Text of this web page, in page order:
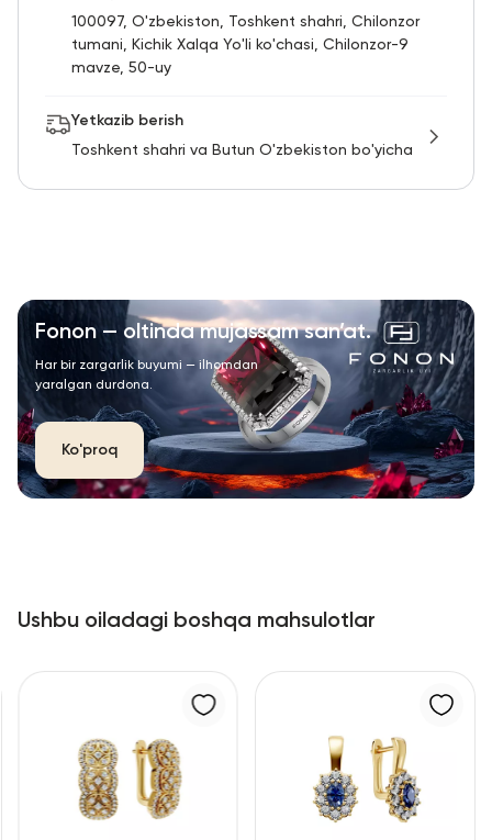
100097, O'zbekiston, Toshkent shahri, Chilonzor
tumani, Kichik Xalqa Yo'li ko'chasi, Chilonzor-9
mavze, 50-uy
Yetkazib berish
Toshkent shahri va Butun O'zbekiston bo'yicha
Fonon — oltinda mujassam san’at.
Har bir zargarlik buyumi — ilhomdan
yaralgan durdona.
Ko'proq
Ushbu oiladagi boshqa mahsulotlar